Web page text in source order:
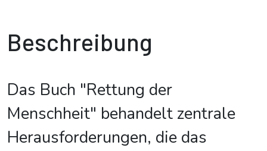
Beschreibung
Das Buch "Rettung der
Menschheit" behandelt zentrale
Herausforderungen, die das